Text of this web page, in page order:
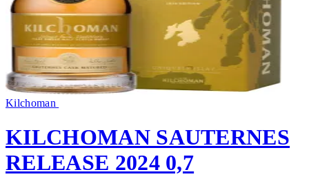
Kilchoman
KILCHOMAN SAUTERNES
RELEASE 2024 0,7